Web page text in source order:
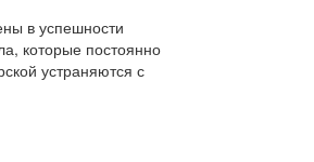
в успешности
которые постоянно
устраняются с